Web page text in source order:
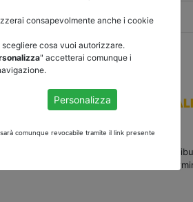
PUBBLICI
E CONCORSO
ALLA FINANZA PUBBLICA
bilanci di previsione, dei contributi
entrate, di impegno delle spese e il
consapevolmente anche i cookie
scegliere cosa vuoi autorizzare.
" accetterai comunque i
Personalizza
comunque revocabile tramite il link presente